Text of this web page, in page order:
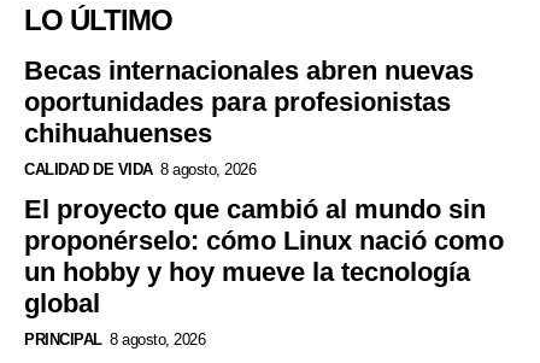
LO ÚLTIMO
Becas internacionales abren nuevas
oportunidades para profesionistas
chihuahuenses
CALIDAD DE VIDA 8 agosto, 2026
El proyecto que cambió al mundo sin
proponérselo: cómo Linux nació como
un hobby y hoy mueve la tecnología
global
PRINCIPAL 8 agosto, 2026